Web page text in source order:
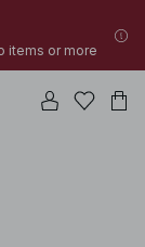
items or more